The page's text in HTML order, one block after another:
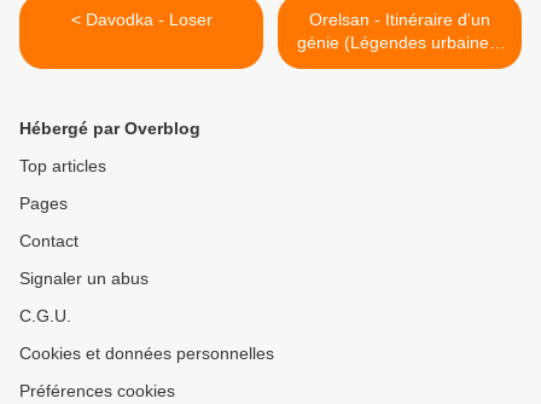
< Davodka - Loser
Orelsan - Itinéraire d'un
génie (Légendes urbaines)
>
Hébergé par Overblog
Top articles
Pages
Contact
Signaler un abus
C.G.U.
Cookies et données personnelles
Préférences cookies